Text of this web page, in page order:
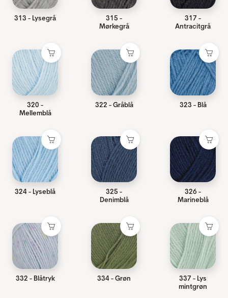
313 - Lysegrå
315 -
Mørkegrå
317 -
Antracitgrå
320 -
Mellemblå
322 - Gråblå 323 - Blå
324 - Lyseblå
325 -
Denimblå
326 -
Marineblå
332 - Blåtryk 334 - Grøn
337 - Lys
mintgrøn